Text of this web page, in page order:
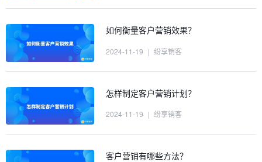
如何衡量客户营销效果？
2024-11-19 | 纷享销客
怎样制定客户营销计划？
2024-11-19 | 纷享销客
客户营销有哪些方法？